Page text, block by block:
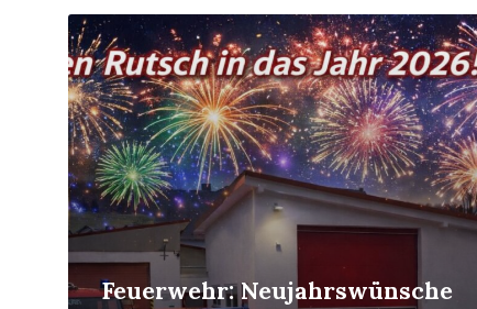
Feuerwehr: Neujahrswünsche
Mehr
erfahren